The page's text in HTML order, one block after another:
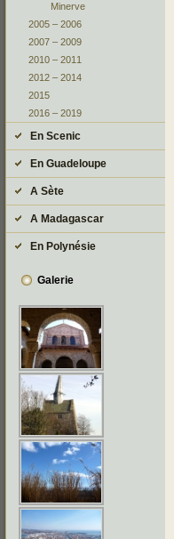
Minerve
2005 – 2006
2007 – 2009
2010 – 2011
2012 – 2014
2015
2016 – 2019
En Scenic
En Guadeloupe
A Sète
A Madagascar
En Polynésie
Galerie